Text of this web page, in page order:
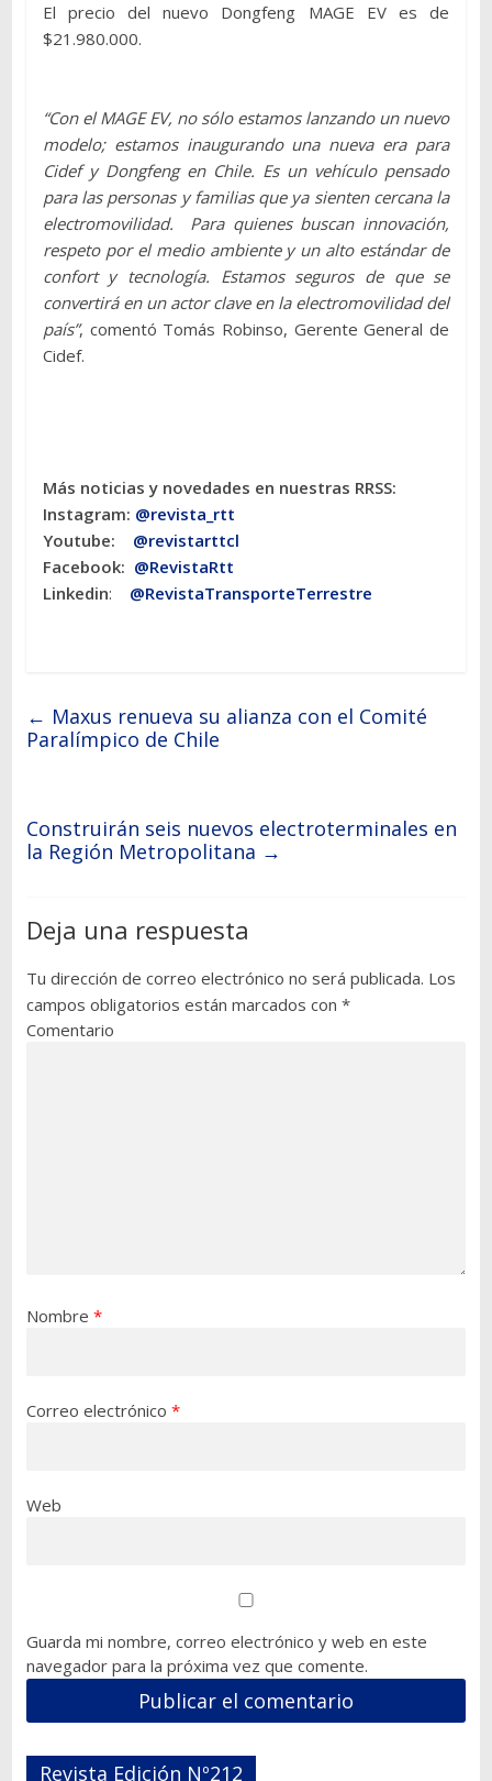
El precio del nuevo Dongfeng MAGE EV es de
$21.980.000.
“Con el MAGE EV, no sólo estamos lanzando un nuevo
modelo; estamos inaugurando una nueva era para
Cidef y Dongfeng en Chile. Es un vehículo pensado
para las personas y familias que ya sienten cercana la
electromovilidad. Para quienes buscan innovación,
respeto por el medio ambiente y un alto estándar de
confort y tecnología. Estamos seguros de que se
convertirá en un actor clave en la electromovilidad del
país”, comentó Tomás Robinso, Gerente General de
Cidef.
Más noticias y novedades en nuestras RRSS:
Instagram: @revista_rtt
Youtube: @revistarttcl
Facebook: @RevistaRtt
Linkedin: @RevistaTransporteTerrestre
← Maxus renueva su alianza con el Comité
Paralímpico de Chile
Construirán seis nuevos electroterminales en
la Región Metropolitana →
Deja una respuesta
Tu dirección de correo electrónico no será publicada. Los
campos obligatorios están marcados con *
Comentario
Nombre *
Correo electrónico *
Web
Guarda mi nombre, correo electrónico y web en este
navegador para la próxima vez que comente.
Revista Edición Nº212